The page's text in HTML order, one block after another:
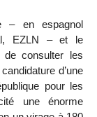
– en espagnol
EZLN – et le
de consulter les
d’une
pour les
une énorme